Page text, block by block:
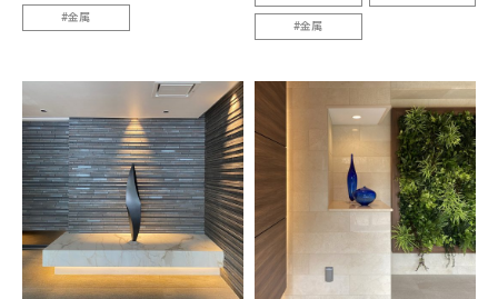
金属
金属